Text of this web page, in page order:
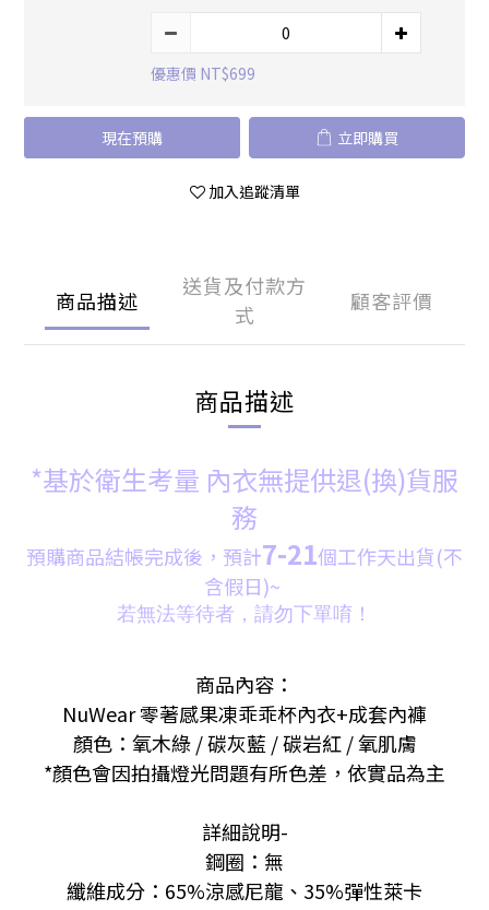
優惠價 NT$699
現在預購 立即購買
加入追蹤清單
商品描述
送貨及付款方
式
顧客評價
商品描述
*基於衛生考量 內衣無提供退(換)貨服
務
預購商品結帳完成後，預計7-21個工作天出貨(不
含假日)~
若無法等待者，請勿下單唷！
商品內容：
NuWear 零著感果凍乖乖杯內衣+成套內褲
顏色：氧木綠 / 碳灰藍 / 碳岩紅 / 氧肌膚
*顏色會因拍攝燈光問題有所色差，依實品為主
詳細說明-
鋼圈：無
纖維成分：65%涼感尼龍、35%彈性萊卡